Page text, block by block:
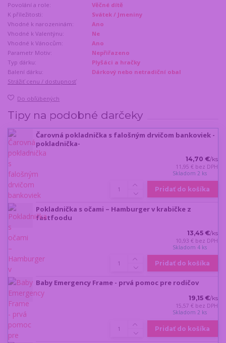
Povolání a role:
Věčné dítě
K příležitosti:
Svátek / Jmeniny
Vhodné k narozeninám:
Ano
Vhodné k Valentýnu:
Ne
Vhodné k Vánocům:
Ano
Parametr Motiv:
Nepřiřazeno
Typ dárku:
Plyšáci a hračky
Balení dárku:
Dárkový nebo netradiční obal
Strážiť cenu / dostupnosť
Do obľúbených
Tipy na podobné darčeky
Čarovná pokladnička s falošným drvičom bankoviek -
pokladnička-
14,70 €/ks
11,95 € bez DPH
Skladom 2 ks
Pridať do košíka
Pokladnička s očami – Hamburger v krabičke z
fastfoodu
13,45 €/ks
10,93 € bez DPH
Skladom 4 ks
Pridať do košíka
Baby Emergency Frame - prvá pomoc pre rodičov
19,15 €/ks
15,57 € bez DPH
Skladom 2 ks
Pridať do košíka